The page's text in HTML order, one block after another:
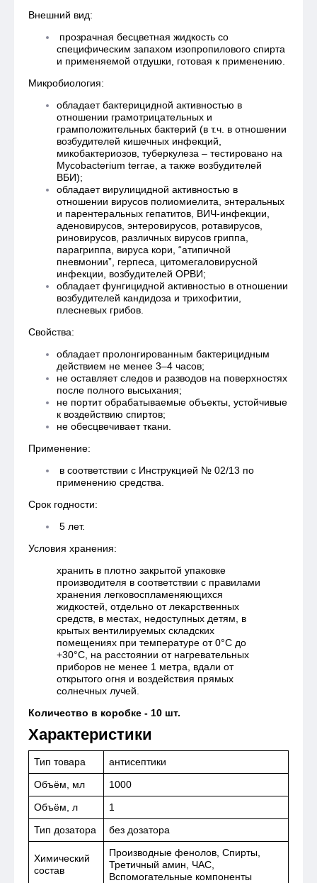
Внешний вид:
прозрачная бесцветная жидкость со
специфическим запахом изопропилового спирта
и применяемой отдушки, готовая к применению.
Микробиология:
обладает бактерицидной активностью в
отношении грамотрицательных и
грамположительных бактерий (в т.ч. в отношении
возбудителей кишечных инфекций,
микобактериозов, туберкулеза – тестировано на
Mycobacterium terrae, а также возбудителей
ВБИ);
обладает вирулицидной активностью в
отношении вирусов полиомиелита, энтеральных
и парентеральных гепатитов, ВИЧ-инфекции,
аденовирусов, энтеровирусов, ротавирусов,
риновирусов, различных вирусов гриппа,
парагриппа, вируса кори, “атипичной
пневмонии”, герпеса, цитомегаловирусной
инфекции, возбудителей ОРВИ;
обладает фунгицидной активностью в отношении
возбудителей кандидоза и трихофитии,
плесневых грибов.
Свойства:
обладает пролонгированным бактерицидным
действием не менее 3–4 часов;
не оставляет следов и разводов на поверхностях
после полного высыхания;
не портит обрабатываемые объекты, устойчивые
к воздействию спиртов;
не обесцвечивает ткани.
Применение:
в соответствии с Инструкцией № 02/13 по
применению средства.
Срок годности:
5 лет.
Условия хранения:
хранить в плотно закрытой упаковке
производителя в соответствии с правилами
хранения легковоспламеняющихся
жидкостей, отдельно от лекарственных
средств, в местах, недоступных детям, в
крытых вентилируемых складских
помещениях при температуре от 0°С до
+30°С, на расстоянии от нагревательных
приборов не менее 1 метра, вдали от
открытого огня и воздействия прямых
солнечных лучей.
Количество в коробке - 10 шт.
Характеристики
Тип товара
антисептики
Объём, мл
1000
Объём, л
1
Тип дозатора
без дозатора
Химический
состав
Производные фенолов, Спирты,
Третичный амин, ЧАС,
Вспомогательные компоненты